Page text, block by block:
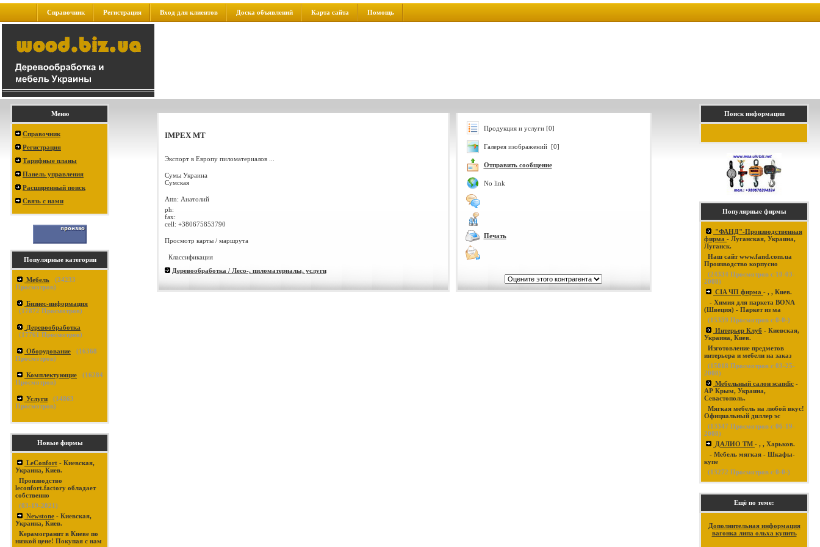
Справочник Регистрация Вход для клиентов Доска объявлений Карта сайта Помощь
Меню
Справочник
Регистрация
Тарифные планы
Панель управления
Расширенный поиск
Связь с нами
Популярные категории
Мебель (24233
Просмотров)
Бизнес-информация
(17872 Просмотров)
Деревообработка
(17761 Просмотров)
Оборудование (16368
Просмотров)
Комплектующие (16284
Просмотров)
Услуги (14863
Просмотров)
Новые фирмы
LeConfort - Киевская,
Украина, Киев.
Производство
leconfort.factory обладает
собственно
(03-19-2021)
Newstone - Киевская,
Украина, Киев.
Керамогранит в Киеве по
низкой цене! Покупая с нам
IMPEX MT
Экспорт в Европу пиломатериалов ...
Сумы Украина
Сумская
Attn: Анатолий
ph:
fax:
cell: +380675853790
Просмотр карты / маршрута
Классификация
Деревообработка / Лесо-, пиломатериалы, услуги
Продукция и услуги [0]
Галерея изображений [0]
Отправить сообщение
No link
Печать
Поиск информации
Популярные фирмы
"ФАНД"-Производственная
фирма - Луганская, Украина,
Луганск.
Наш сайт www.fand.com.ua
Производство корпусно
(24334 Просмотров с 10-03-
2008)
CIA ЧП фирма - , , Киев.
- Химия для паркета BONA
(Швеция) - Паркет из ма
(15359 Просмотров с 0-0-)
Интерьер Клуб - Киевская,
Украина, Киев.
Изготовление предметов
интерьера и мебели на заказ
(15018 Просмотров с 03-25-
2008)
Мебельный салон scandic -
АР Крым, Украина,
Севастополь.
Мягкая мебель на любой вкус!
Официальный диллер эс
(13347 Просмотров с 06-19-
2008)
ДАЛИО ТМ - , , Харьков.
- Мебель мягкая - Шкафы-
купе
(13272 Просмотров с 0-0-)
Ещё по теме:
Дополнительная информация
вагонка липа ольха купить